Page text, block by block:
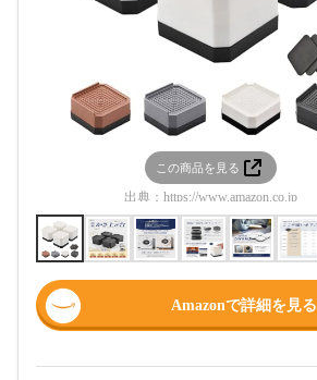
この商品を見る
出典： https://www.amazon.co.jp
Amazonで詳細を見る